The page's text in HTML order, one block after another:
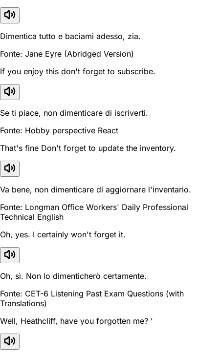
Dimentica tutto e baciami adesso, zia.
Fonte: Jane Eyre (Abridged Version)
If you enjoy this don't forget to subscribe.
Se ti piace, non dimenticare di iscriverti.
Fonte: Hobby perspective React
That's fine Don't forget to update the inventory.
Va bene, non dimenticare di aggiornare l'inventario.
Fonte: Longman Office Workers' Daily Professional
Technical English
Oh, yes. I certainly won't forget it.
Oh, sì. Non lo dimenticherò certamente.
Fonte: CET-6 Listening Past Exam Questions (with
Translations)
Well, Heathcliff, have you forgotten me? '